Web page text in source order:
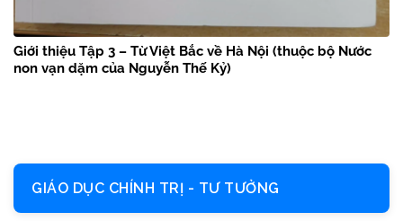
Giới thiệu Tập 3 – Từ Việt Bắc về Hà Nội (thuộc bộ Nước
non vạn dặm của Nguyễn Thế Kỷ)
GIÁO DỤC CHÍNH TRỊ - TƯ TƯỞNG